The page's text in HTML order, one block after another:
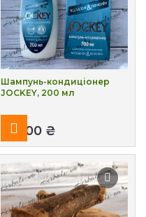
Шампунь-кондиціонер
JOCKEY, 200 мл
₴